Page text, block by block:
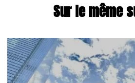
Sur le même